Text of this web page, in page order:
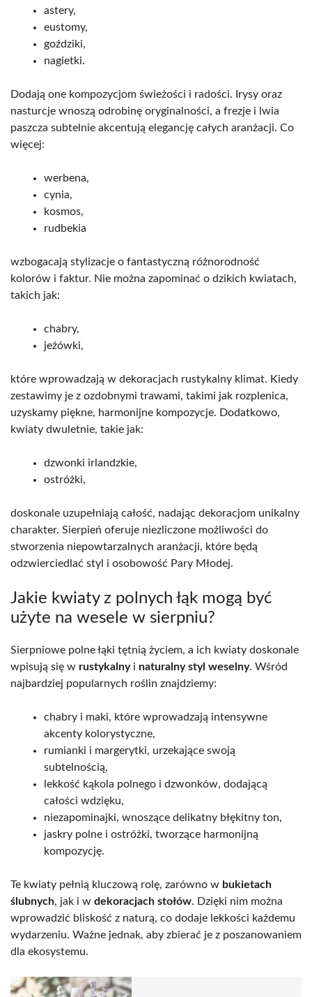
astery,
eustomy,
goździki,
nagietki.
Dodają one kompozycjom świeżości i radości. Irysy oraz
nasturcje wnoszą odrobinę oryginalności, a frezje i lwia
paszcza subtelnie akcentują elegancję całych aranżacji. Co
więcej:
werbena,
cynia,
kosmos,
rudbekia
wzbogacają stylizacje o fantastyczną różnorodność
kolorów i faktur. Nie można zapominać o dzikich kwiatach,
takich jak:
chabry,
jeżówki,
które wprowadzają w dekoracjach rustykalny klimat. Kiedy
zestawimy je z ozdobnymi trawami, takimi jak rozplenica,
uzyskamy piękne, harmonijne kompozycje. Dodatkowo,
kwiaty dwuletnie, takie jak:
dzwonki irlandzkie,
ostróżki,
doskonale uzupełniają całość, nadając dekoracjom unikalny
charakter. Sierpień oferuje niezliczone możliwości do
stworzenia niepowtarzalnych aranżacji, które będą
odzwierciedlać styl i osobowość Pary Młodej.
Jakie kwiaty z polnych łąk mogą być
użyte na wesele w sierpniu?
Sierpniowe polne łąki tętnią życiem, a ich kwiaty doskonale
wpisują się w rustykalnyi naturalny styl weselny. Wśród
najbardziej popularnych roślin znajdziemy:
chabry i maki, które wprowadzają intensywne
akcenty kolorystyczne,
rumianki i margerytki, urzekające swoją
subtelnością,
lekkość kąkola polnego i dzwonków, dodającą
całości wdzięku,
niezapominajki, wnoszące delikatny błękitny ton,
jaskry polne i ostróżki, tworzące harmonijną
kompozycję.
Te kwiaty pełnią kluczową rolę, zarówno w bukietach
ślubnych, jak i w dekoracjach stołów. Dzięki nim można
wprowadzić bliskość z naturą, co dodaje lekkości każdemu
wydarzeniu. Ważne jednak, aby zbierać je z poszanowaniem
dla ekosystemu.